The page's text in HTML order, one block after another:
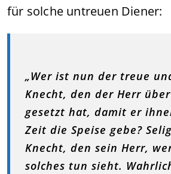
für solche untreuen Diener:
„Wer ist nun der treue
Knecht, den der Herr
gesetzt hat, damit er
Zeit die Speise gebe?
Knecht, den sein Herr,
solches tun sieht.